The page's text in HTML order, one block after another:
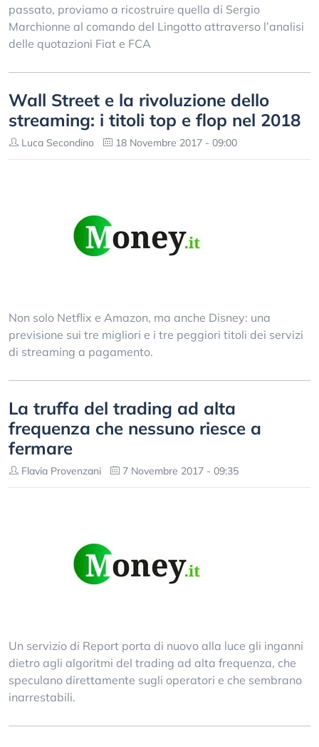
passato, proviamo a ricostruire quella di Sergio
Marchionne al comando del Lingotto attraverso l’analisi
delle quotazioni Fiat e FCA
Wall Street e la rivoluzione dello
streaming: i titoli top e flop nel 2018
Luca Secondino 18 Novembre 2017 - 09:00
Non solo Netflix e Amazon, ma anche Disney: una
previsione sui tre migliori e i tre peggiori titoli dei servizi
di streaming a pagamento.
La truffa del trading ad alta
frequenza che nessuno riesce a
fermare
Flavia Provenzani 7 Novembre 2017 - 09:35
Un servizio di Report porta di nuovo alla luce gli inganni
dietro agli algoritmi del trading ad alta frequenza, che
speculano direttamente sugli operatori e che sembrano
inarrestabili.